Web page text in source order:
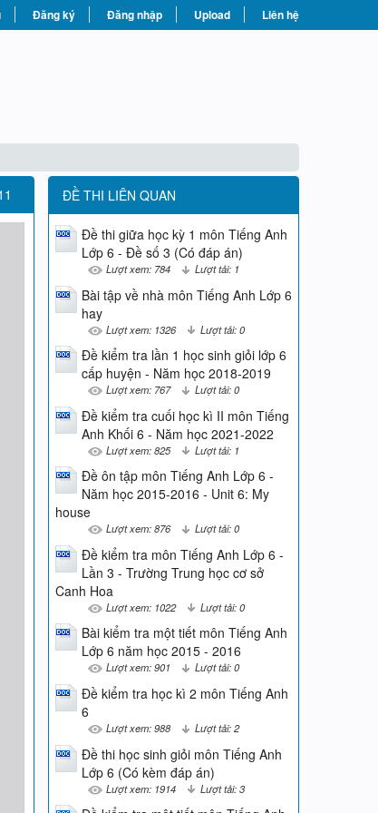
Đăng ký Đăng nhập Upload Liên hệ
ĐỀ THI LIÊN QUAN
Đề thi giữa học kỳ 1 môn Tiếng Anh
Lớp 6 - Đề số 3 (Có đáp án)
Lượt xem: 784 Lượt tải: 1
Bài tập về nhà môn Tiếng Anh Lớp 6
hay
Lượt xem: 1326 Lượt tải: 0
Đề kiểm tra lần 1 học sinh giỏi lớp 6
cấp huyện - Năm học 2018-2019
Lượt xem: 767 Lượt tải: 0
Đề kiểm tra cuối học kì II môn Tiếng
Anh Khối 6 - Năm học 2021-2022
Lượt xem: 825 Lượt tải: 1
Đề ôn tập môn Tiếng Anh Lớp 6 -
Năm học 2015-2016 - Unit 6: My
house
Lượt xem: 876 Lượt tải: 0
Đề kiểm tra môn Tiếng Anh Lớp 6 -
Lần 3 - Trường Trung học cơ sở
Canh Hoa
Lượt xem: 1022 Lượt tải: 0
Bài kiểm tra một tiết môn Tiếng Anh
Lớp 6 năm học 2015 - 2016
Lượt xem: 901 Lượt tải: 0
Đề kiểm tra học kì 2 môn Tiếng Anh
6
Lượt xem: 988 Lượt tải: 2
Đề thi học sinh giỏi môn Tiếng Anh
Lớp 6 (Có kèm đáp án)
Lượt xem: 1914 Lượt tải: 3